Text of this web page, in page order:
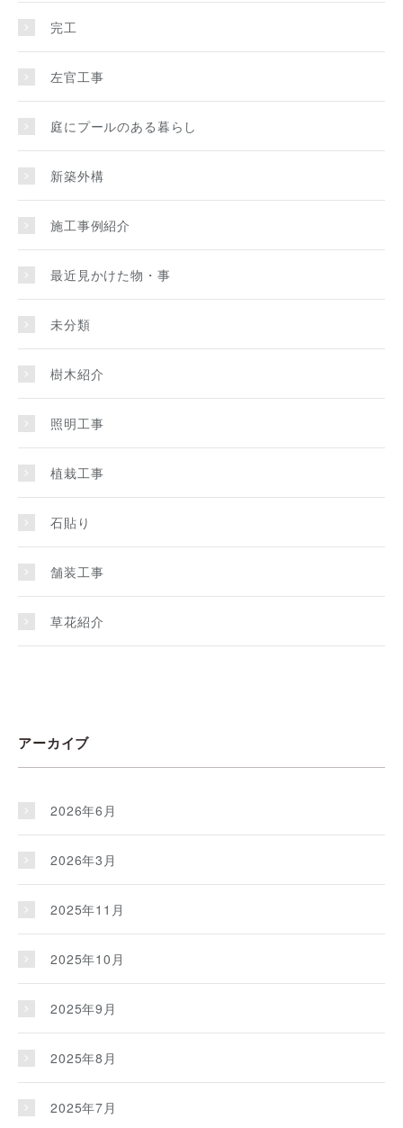
完工
左官工事
庭にプールのある暮らし
新築外構
施工事例紹介
最近見かけた物・事
未分類
樹木紹介
照明工事
植栽工事
石貼り
舗装工事
草花紹介
アーカイブ
2026年6月
2026年3月
2025年11月
2025年10月
2025年9月
2025年8月
2025年7月